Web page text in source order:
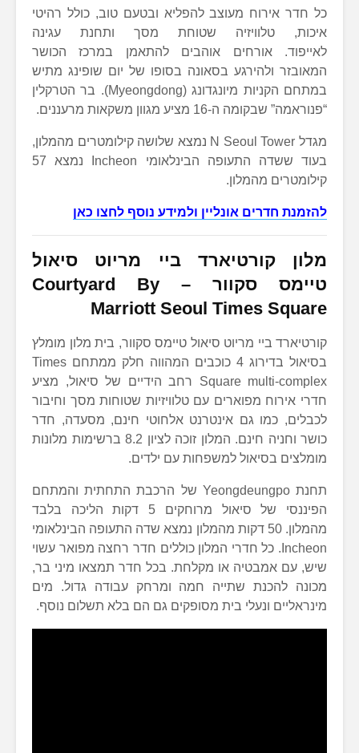
כל חדר אירוח מעוצב להפליא ובטעם טוב, כולל רהיטי
איכות, טלוויזיה שטוחת מסך ותחנת עגינה
לאייפוד. אורחים אוהבים להתאמן במרכז הכושר
המאובזר ולהירגע בסאונה בסופו של יום שופינג מתיש
במתחם הקניות מיונגדונג (Myeongdong). בר הטרקלין
“פנוראמה” שבקומה ה-16 מציע מגוון משקאות מרעננים.
מגדל N Seoul Tower נמצא שלושה קילומטרים מהמלון,
בעוד ששדה התעופה הבינלאומי Incheon נמצא 57
קילומטרים מהמלון.
להזמנת חדרים אונליין ולמידע נוסף לחצו כאן
מלון קורטיארד ביי מריוט סיאול
טיימס סקוור
–
Courtyard By
Marriott Seoul Times Square
קורטיארד ביי מריוט סיאול טיימס סקוור, בית מלון מומלץ
בסיאול בדירוג 4 כוכבים המהווה חלק ממתחם Times
Square multi-complex רחב הידיים של סיאול, מציע
חדרי אירוח מפוארים עם טלוויזיות שטוחות מסך וחיבור
לכבלים, כמו גם אינטרנט אלחוטי חינם, מסעדה, חדר
כושר וחניה חינם. המלון זוכה לציון 8.2 ברשימות מלונות
מומלצים בסיאול למשפחות עם ילדים.
תחנת Yeongdeungpo של הרכבת התחתית והמתחם
הפיננסי של סיאול מרוחקים 5 דקות הליכה בלבד
מהמלון. 50 דקות מהמלון נמצא שדה התעופה הבינלאומי
Incheon. כל חדרי המלון כוללים חדר רחצה מפואר עשוי
שיש, עם אמבטיה או מקלחת. בכל חדר תמצאו מיני בר,
מכונה להכנת שתייה חמה ומרחק עבודה גדול. מים
מינראליים ונעלי בית מסופקים גם הם בלא תשלום נוסף.